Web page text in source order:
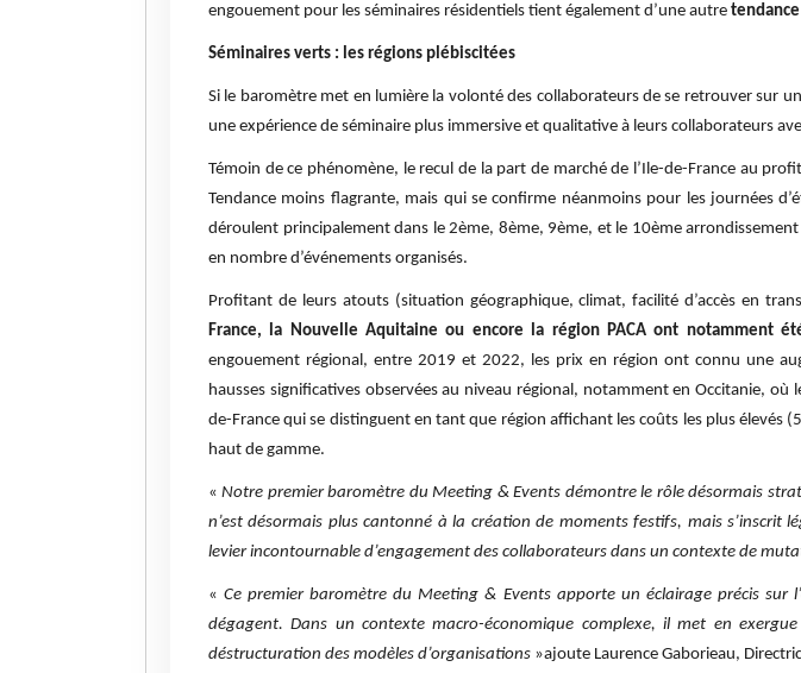
engouement pour les séminaires résidentiels tient également d’une autre
Séminaires verts : les régions plébiscitées
Si le baromètre met en lumière la volonté des collaborateurs de se retrouver sur
une expérience de séminaire plus immersive et qualitative à leurs collaborateurs
Témoin de ce phénomène, le recul de la part de marché de l’Ile-de-France au
Tendance moins flagrante, mais qui se confirme néanmoins pour les journées
déroulent principalement dans le 2ème, 8ème, 9ème, et le 10ème
en nombre d’événements organisés.
Profitant de leurs atouts (situation géographique, climat, facilité d’accès en
France, la Nouvelle Aquitaine ou encore la région PACA ont notamment
engouement régional, entre 2019 et 2022, les prix en région ont connu une
hausses significatives observées au niveau régional, notamment en Occitanie,
de-France qui se distinguent en tant que région affichant les coûts les plus élevés
haut de gamme.
«Notre premier baromètre du Meeting & Events démontre le rôle désormais
n’est désormais plus cantonné à la création de moments festifs, mais
levier incontournable d’engagement des collaborateurs dans un contexte de
«Ce premier baromètre du Meeting & Events apporte un éclairage précis sur
dégagent. Dans un contexte macro-économique complexe, il met en
déstructuration des modèles d’organisations »ajoute Laurence Gaborieau,